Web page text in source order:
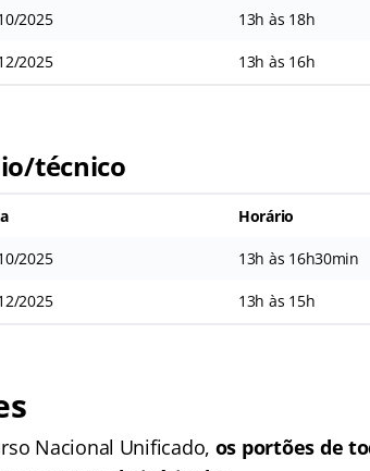
2025 13h às 18h
2025 13h às 16h
técnico
Horário
2025 13h às 16h30min
2025 13h às 15h
Nacional Unificado, os portões de